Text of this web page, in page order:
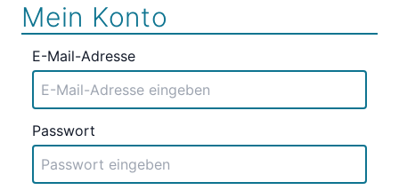
Mein Konto
E-Mail-Adresse
Passwort